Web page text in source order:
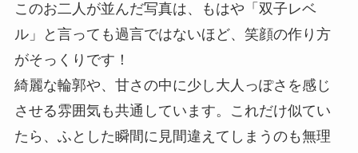
このお二人が並んだ写真は、もはや「双子レベ
ル」と言っても過言ではないほど、笑顔の作り方
がそっくりです！
綺麗な輪郭や、甘さの中に少し大人っぽさを感じ
させる雰囲気も共通しています。これだけ似てい
たら、ふとした瞬間に見間違えてしまうのも無理